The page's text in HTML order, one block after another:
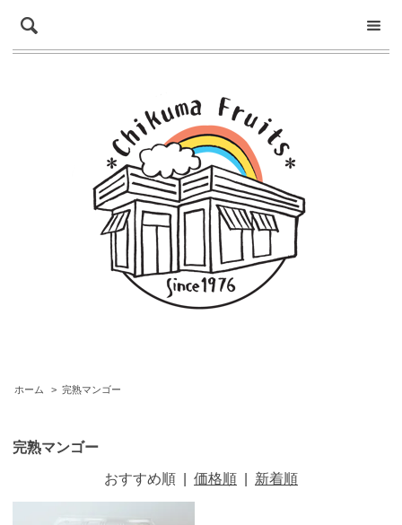
ホーム > 完熟マンゴー
完熟マンゴー
おすすめ順 価格順 新着順